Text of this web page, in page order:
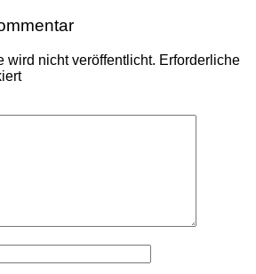
wird nicht veröffentlicht. Erforderliche